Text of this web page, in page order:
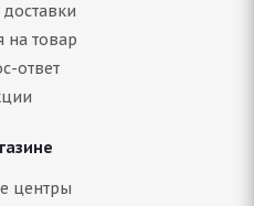
на товар
ответ
центры